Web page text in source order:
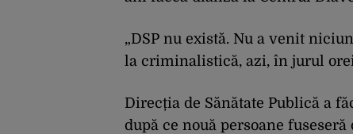
„DSP nu există. Nu a venit
la criminalistică, azi, în jurul orei
Direcția de Sănătate Publică a
după ce nouă persoane